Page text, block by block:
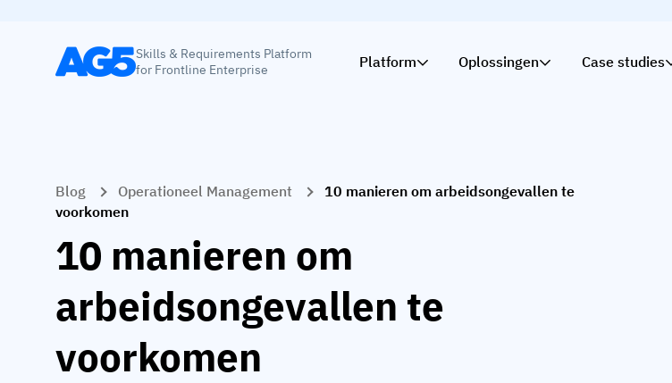
Skills & Requirements Platform
for Frontline Enterprise
Platform Oplossingen Case studies
Blog Operationeel Management
10 manieren om arbeidsongevallen te
voorkomen
10 manieren om
arbeidsongevallen te
voorkomen